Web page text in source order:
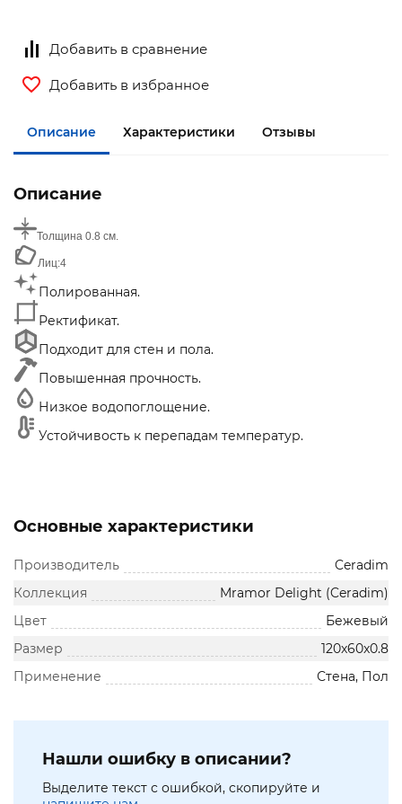
Добавить в сравнение
Добавить в избранное
Описание Характеристики Отзывы
Описание
Толщина 0.8 см.
Лиц:4
Полированная.
Ректификат.
Подходит для стен и пола.
Повышенная прочность.
Низкое водопоглощение.
Устойчивость к перепадам температур.
Основные характеристики
Производитель
Ceradim
Коллекция
Mramor Delight (Ceradim)
Цвет
Бежевый
Размер
120x60x0.8
Применение
Стена, Пол
Нашли ошибку в описании?
Выделите текст с ошибкой, скопируйте и